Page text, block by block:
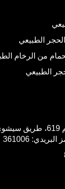
الطبيعي
من الرخام
الطبيعي
الوحدة 201 باء، رقم
361006